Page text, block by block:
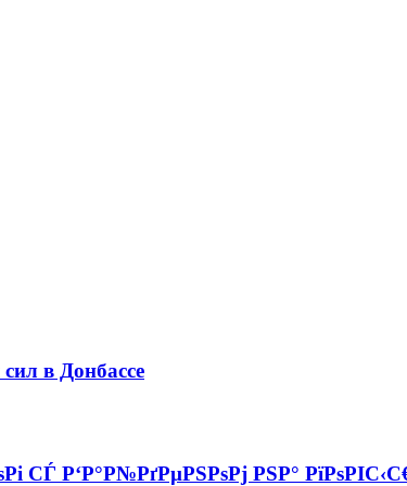
в Донбассе
СЃ Р‘Р°Р№РґРµРЅРѕРј РЅР°